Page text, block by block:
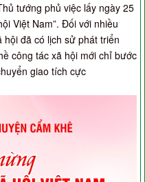
tướng phủ việc lấy ngày 25
Việt Nam”. Đối với nhiều
đã có lịch sử phát triển
công tác xã hội mới chỉ bước
giao tích cực